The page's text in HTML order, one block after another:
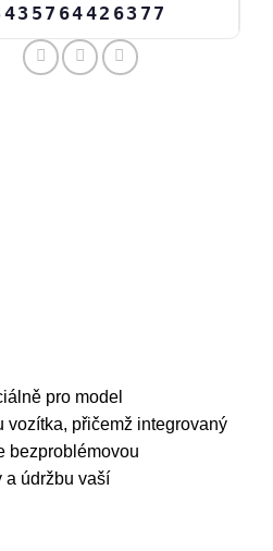
pro model
přičemž integrovaný
bezproblémovou
a údržbu vaší